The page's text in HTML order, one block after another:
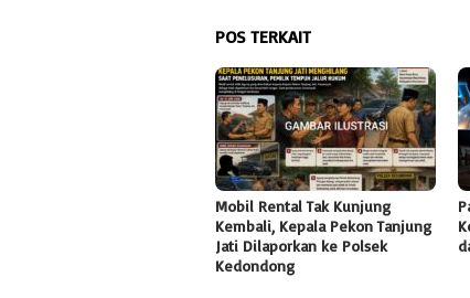
POS TERKAIT
Mobil Rental Tak Kunjung
Kembali, Kepala Pekon Tanjung
Jati Dilaporkan ke Polsek
Kedondong